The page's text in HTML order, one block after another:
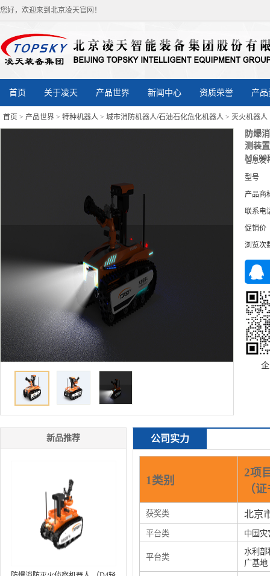
您好，欢迎来到北京凌天官网！
首页 关于凌天 产品世界 新闻中心 资质荣誉 产
首页 > 产品世界 > 特种机器人 > 城市消防机器人/石油石化危化机器人 > 灭火机器人
防爆
测装
信息发
型号
产品商
联系电
促销价
浏览次
新品推荐 公司实力
1类别
2项
（
获奖类 北京
平台类 中国灾
平台类
水利部
广基地